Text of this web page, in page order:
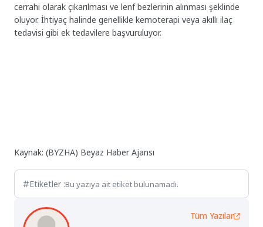
cerrahi olarak çıkarılması ve lenf bezlerinin alınması şeklinde
oluyor. İhtiyaç halinde genellikle kemoterapi veya akıllı ilaç
tedavisi gibi ek tedavilere başvuruluyor.
Kaynak: (BYZHA) Beyaz Haber Ajansı
Etiketler :Bu yazıya ait etiket bulunamadı.
Tüm Yazılar